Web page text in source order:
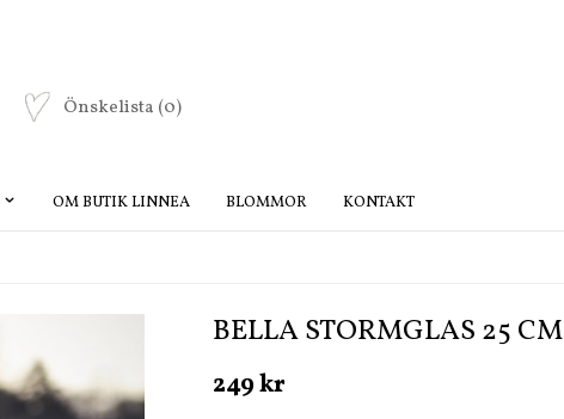
Önskelista (0)
OM BUTIK LINNEA BLOMMOR KONTAKT
BELLA STORMGLAS 25 CM
249 kr